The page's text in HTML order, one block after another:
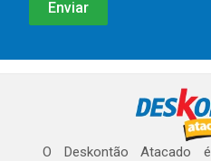
O Deskontão Atacado